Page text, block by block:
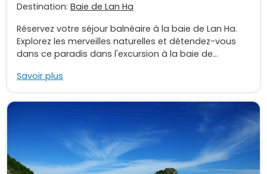
Destination: Baie de Lan Ha
Réservez votre séjour balnéaire à la baie de Lan Ha.
Explorez les merveilles naturelles et détendez-vous
dans ce paradis dans l'excursion à la baie de...
Savoir plus